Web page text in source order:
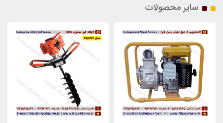
سایر محصولات